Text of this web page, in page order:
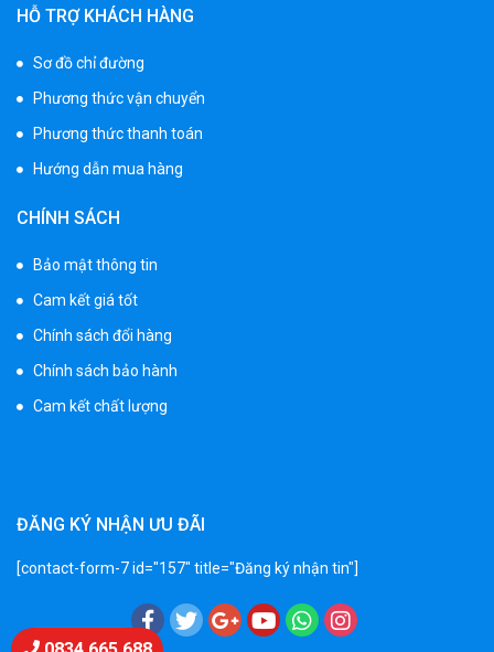
350.000 ₫
550.000 ₫
Xe cần cẩu trẻ em KS-518
1.250.000 ₫
1.250.000 ₫
900.000 ₫
1.250.000 ₫
HỖ TRỢ KHÁCH HÀNG
Sơ đồ chỉ đường
Phương thức vận chuyển
Phương thức thanh toán
Hướng dẫn mua hàng
CHÍNH SÁCH
Bảo mật thông tin
Cam kết giá tốt
Chính sách đổi hàng
Chính sách bảo hành
Cam kết chất lượng
ĐĂNG KÝ NHẬN ƯU ĐÃI
[contact-form-7 id="157" title="Đăng ký nhận tin"]
Chat Zalo